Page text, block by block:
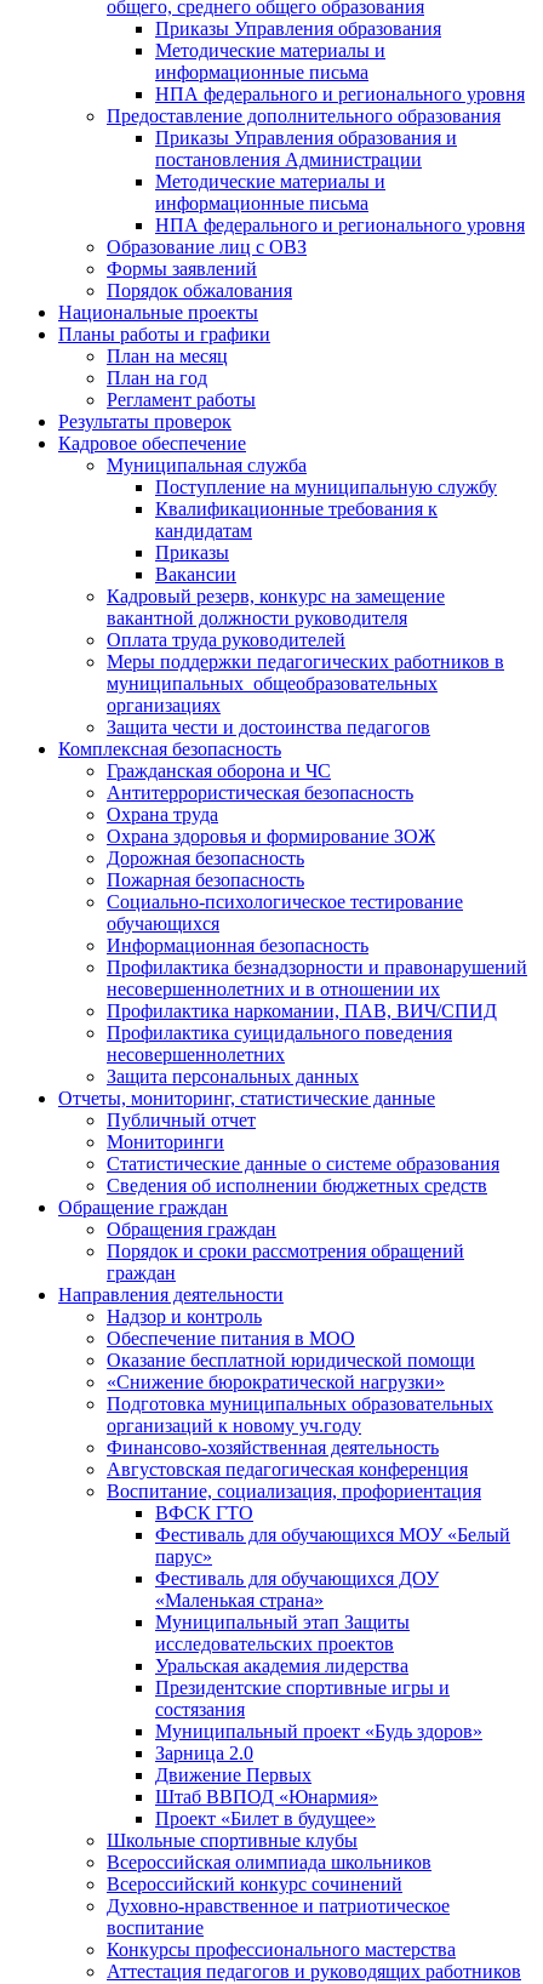
общего, среднего общего образования
Приказы Управления образования
Методические материалы и
информационные письма
НПА федерального и регионального уровня
Предоставление дополнительного образования
Приказы Управления образования и
постановления Администрации
Методические материалы и
информационные письма
НПА федерального и регионального уровня
Образование лиц с ОВЗ
Формы заявлений
Порядок обжалования
Национальные проекты
Планы работы и графики
План на месяц
План на год
Регламент работы
Результаты проверок
Кадровое обеспечение
Муниципальная служба
Поступление на муниципальную службу
Квалификационные требования к
кандидатам
Приказы
Вакансии
Кадровый резерв, конкурс на замещение
вакантной должности руководителя
Оплата труда руководителей
Меры поддержки педагогических работников в
муниципальных общеобразовательных
организациях
Защита чести и достоинства педагогов
Комплексная безопасность
Гражданская оборона и ЧС
Антитеррористическая безопасность
Охрана труда
Охрана здоровья и формирование ЗОЖ
Дорожная безопасность
Пожарная безопасность
Социально-психологическое тестирование
обучающихся
Информационная безопасность
Профилактика безнадзорности и правонарушений
несовершеннолетних и в отношении их
Профилактика наркомании, ПАВ, ВИЧ/СПИД
Профилактика суицидального поведения
несовершеннолетних
Защита персональных данных
Отчеты, мониторинг, статистические данные
Публичный отчет
Мониторинги
Статистические данные о системе образования
Сведения об исполнении бюджетных средств
Обращение граждан
Обращения граждан
Порядок и сроки рассмотрения обращений
граждан
Направления деятельности
Надзор и контроль
Обеспечение питания в МОО
Оказание бесплатной юридической помощи
«Снижение бюрократической нагрузки»
Подготовка муниципальных образовательных
организаций к новому уч.году
Финансово-хозяйственная деятельность
Августовская педагогическая конференция
Воспитание, социализация, профориентация
ВФСК ГТО
Фестиваль для обучающихся МОУ «Белый
парус»
Фестиваль для обучающихся ДОУ
«Маленькая страна»
Муниципальный этап Защиты
исследовательских проектов
Уральская академия лидерства
Президентские спортивные игры и
состязания
Муниципальный проект «Будь здоров»
Зарница 2.0
Движение Первых
Штаб ВВПОД «Юнармия»
Проект «Билет в будущее»
Школьные спортивные клубы
Всероссийская олимпиада школьников
Всероссийский конкурс сочинений
Духовно-нравственное и патриотическое
воспитание
Конкурсы профессионального мастерства
Аттестация педагогов и руководящих работников